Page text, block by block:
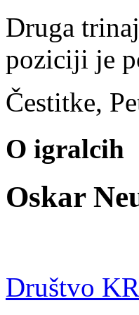
Druga
poziciji je
Čestitke,
O igralcih
Oskar
Društvo